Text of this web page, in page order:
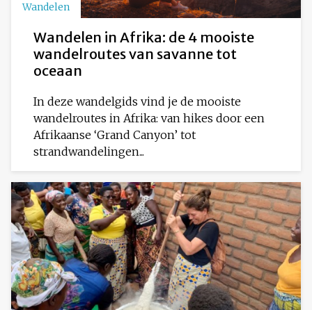
Wandelen
Wandelen in Afrika: de 4 mooiste
wandelroutes van savanne tot
oceaan
In deze wandelgids vind je de mooiste
wandelroutes in Afrika: van hikes door een
Afrikaanse ‘Grand Canyon’ tot
strandwandelingen...